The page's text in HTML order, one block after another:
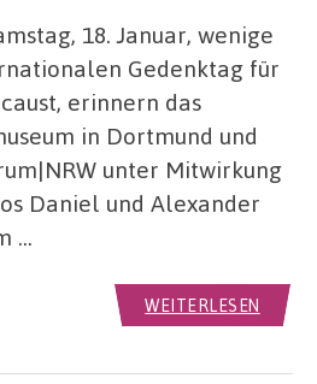
18. Januar, wenige
Gedenktag für
erinnern das
in Dortmund und
unter Mitwirkung
Daniel und Alexander
…
WEITERLESEN